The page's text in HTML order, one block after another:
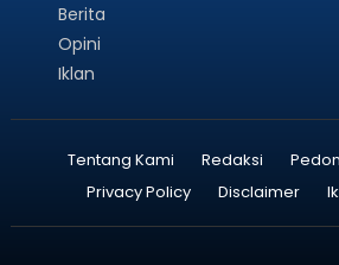
Berita
Opini
Iklan
Tentang Kami Redaksi
Privacy Policy
Disclaimer